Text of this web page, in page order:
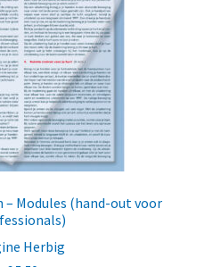
– Modules (hand-out voor
Herbig